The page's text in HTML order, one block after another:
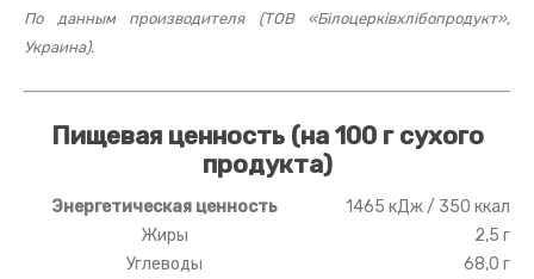
По данным производителя (ТОВ «Білоцерківхлібопродукт»,
Украина).
Пищевая ценность (на 100 г сухого
продукта)
Энергетическая ценность
1465 кДж / 350 ккал
Жиры
2,5 г
Углеводы
68,0 г